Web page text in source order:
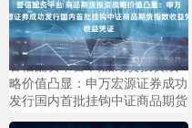
誉信配资平台 商品期货投资战
略价值凸显：申万宏源证券成功
发行国内首批挂钩中证商品期货
指数收益凭证